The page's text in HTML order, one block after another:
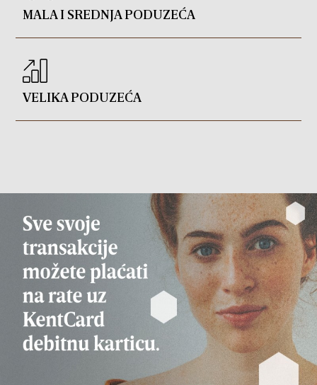
MALA I SREDNJA PODUZEĆA
VELIKA PODUZEĆA